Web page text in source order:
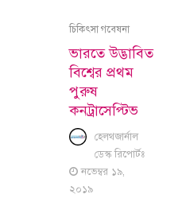
চিকিৎসা গবেষনা
ভারতে উদ্ভাবিত
বিশ্বের প্রথম
পুরুষ
কনট্রাসেপ্টিভ
হেলথজার্নাল
ডেস্ক রিপোর্টঃ
নভেম্বর ১৯,
২০১৯